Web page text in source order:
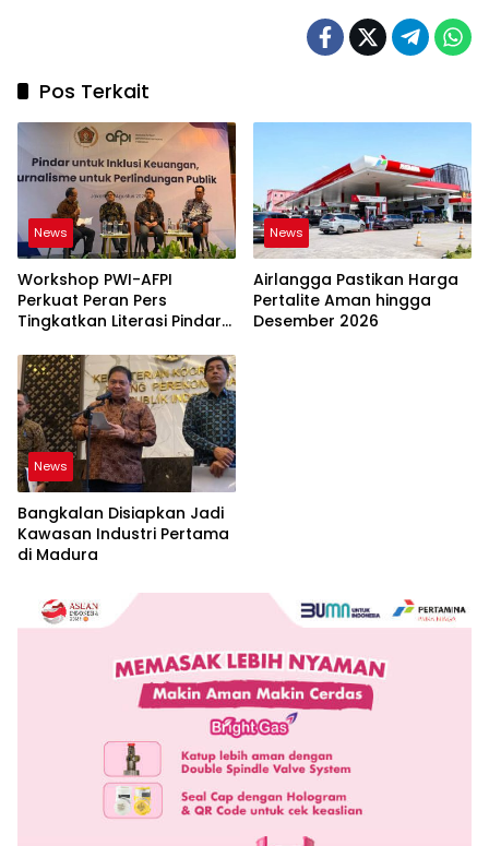
Pos Terkait
News
Workshop PWI-AFPI
Perkuat Peran Pers
Tingkatkan Literasi Pindar
Masyarakat
News
Airlangga Pastikan Harga
Pertalite Aman hingga
Desember 2026
News
Bangkalan Disiapkan Jadi
Kawasan Industri Pertama
di Madura